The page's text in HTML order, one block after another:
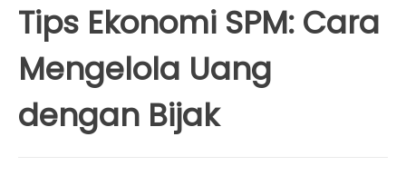
Tips Ekonomi SPM: Cara
Mengelola Uang
dengan Bijak